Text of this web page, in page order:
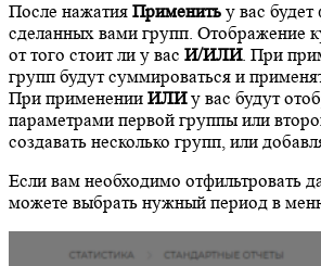
После нажатия Применить у вас
сделанных вами групп. Отображение
от того стоит ли у вас И/ИЛИ. При
групп будут суммироваться и
При применении ИЛИу вас будут
параметрами первой группы или
создавать несколько групп, или
Если вам необходимо отфильтровать
можете выбрать нужный период в